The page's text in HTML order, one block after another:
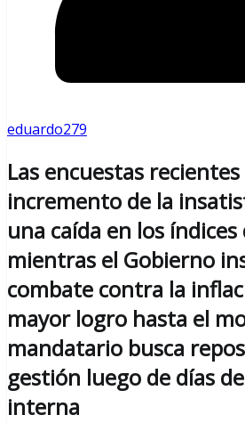
eduardo279
Las encuestas
incremento de la
una caída en los
mientras el Gobierno
combate contra la
mayor logro hasta el
mandatario busca
gestión luego de días
interna